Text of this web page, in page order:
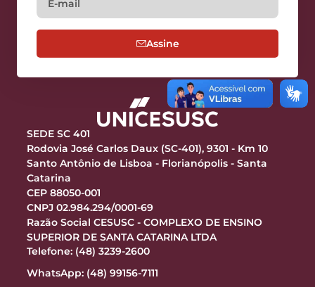
Assine
SEDE SC 401
Rodovia José Carlos Daux (SC-401), 9301 - Km 10
Santo Antônio de Lisboa - Florianópolis - Santa
Catarina
CEP 88050-001
CNPJ 02.984.294/0001-69
Razão Social CESUSC - COMPLEXO DE ENSINO
SUPERIOR DE SANTA CATARINA LTDA
Telefone: (48) 3239-2600
WhatsApp: (48) 99156-7111